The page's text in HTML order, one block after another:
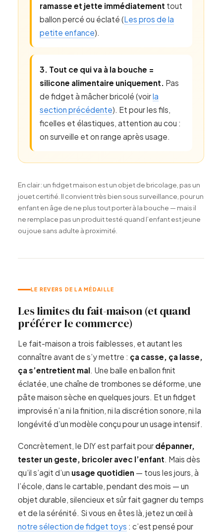
ramasse et jette immédiatement tout
ballon percé ou éclaté (Les pros de la
petite enfance).
3. Tout ce qui va à la bouche =
silicone alimentaire uniquement. Pas
de fidget à mâcher bricolé (voirla
section précédente). Et pour les fils,
ficelles et élastiques, attention au cou :
on surveille et on range après usage.
En clair : un fidget maison est un objet de bricolage, pas un
jouet certifié. Il convient très bien sous surveillance, pour un
enfant en âge de ne plus tout porter à la bouche — mais il
ne remplace pas un produit testé quand l’enfant est jeune
ou joue sans adulte à proximité.
LE REVERS DE LA MÉDAILLE
Les limites du fait-maison (et quand
préférer le commerce)
Le fait-maison a trois faiblesses, et autant les
connaître avant de s’y mettre : ça casse, ça lasse,
ça s’entretient mal. Une balle en ballon finit
éclatée, une chaîne de trombones se déforme, une
pâte maison sèche en quelques jours. Et un fidget
improvisé n’a ni la finition, ni la discrétion sonore, ni la
longévité d’un modèle conçu pour un usage intensif.
Concrètement, le DIY est parfait pour dépanner,
tester un geste, bricoler avec l’enfant. Mais dès
qu’il s’agit d’un usage quotidien — tous les jours, à
l’école, dans le cartable, pendant des mois — un
objet durable, silencieux et sûr fait gagner du temps
et de la sérénité. Si vous en êtes là, jetez un œil à
notre sélection de fidget toys : c’est pensé pour